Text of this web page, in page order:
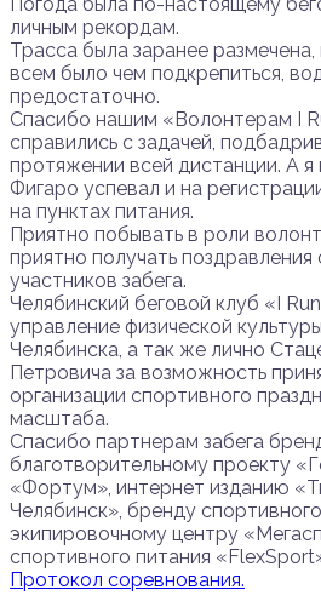
личным рекордам.
Трасса была заранее размечена,
всем было чем подкрепиться,
предостаточно.
Спасибо нашим «Волонтерам I
справились с задачей,
протяжении всей дистанции. А я
Фигаро успевал и на
на пунктах питания.
Приятно побывать в роли
приятно получать
участников забега.
Челябинский беговой клуб «I
управление физической
Челябинска, а так же лично
Петровича за возможность
организации спортивного
масштаба.
Спасибо партнерам забега
благотворительному проекту
«Фортум», интернет изданию
Челябинск», бренду
экипировочному центру
спортивного питания
Протокол соревнования.